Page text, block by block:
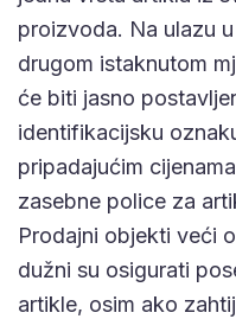
proizvoda. Na ulazu
drugom istaknutom
će biti jasno
identifikacijsku
pripadajućim
zasebne police za
Prodajni objekti veći
dužni su osigurati
artikle, osim ako